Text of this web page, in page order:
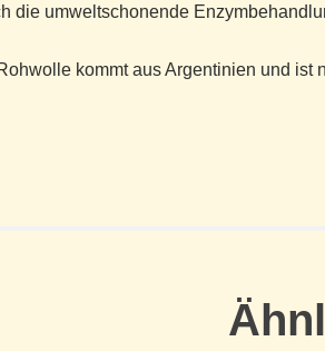
die umweltschonende
kommt aus Argentinien und ist